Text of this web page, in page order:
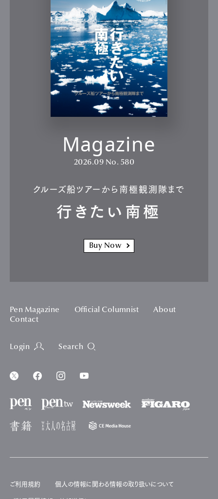
Magazine
2026.09 No. 580
クルーズ船ツアーから南極観測隊まで
行きたい南極
Buy Now
Pen Magazine Official Columnist
About
Contact
Login Search
ご利用規約 個人の情報に関わる情報の取り扱いについて